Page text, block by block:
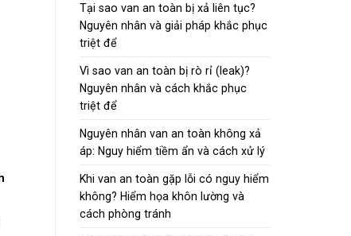
Tại sao van an toàn bị xả liên tục?
Nguyên nhân và giải pháp khắc phục
triệt để
Vì sao van an toàn bị rò rỉ (leak)?
Nguyên nhân và cách khắc phục
triệt để
Nguyên nhân van an toàn không xả
áp: Nguy hiểm tiềm ẩn và cách xử lý
Khi van an toàn gặp lỗi có nguy hiểm
không? Hiểm họa khôn lường và
cách phòng tránh